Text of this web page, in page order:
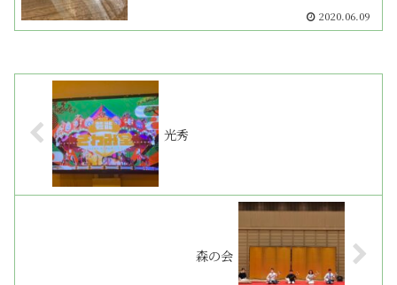
2020.06.09
光秀
森の会